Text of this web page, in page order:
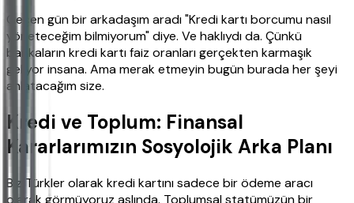
Geçen gün bir arkadaşım aradı "Kredi kartı borcumu nasıl
yöneteceğim bilmiyorum" diye. Ve haklıydı da. Çünkü
bankaların kredi kartı faiz oranları gerçekten karmaşık
geliyor insana. Ama merak etmeyin bugün burada her şeyi
anlatacağım size.
Kredi ve Toplum: Finansal
Kararlarımızın Sosyolojik Arka Planı
Biz Türkler olarak kredi kartını sadece bir ödeme aracı
olarak görmüyoruz aslında. Toplumsal statümüzün bir